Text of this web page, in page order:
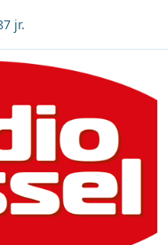
7 jr.
voor het derde jaar